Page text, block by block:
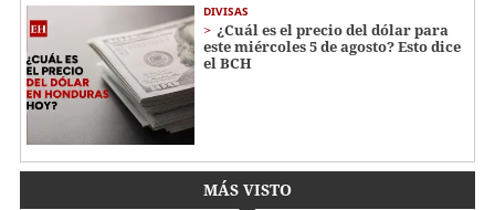
DIVISAS
¿Cuál es el precio del dólar para
este miércoles 5 de agosto? Esto dice
el BCH
MÁS VISTO